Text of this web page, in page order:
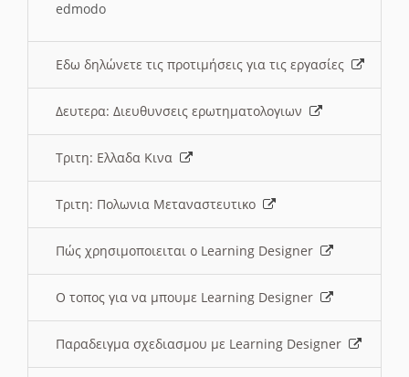
edmodo
Εδω δηλώνετε τις προτιμήσεις για τις εργασίες
Δευτερα: Διευθυνσεις ερωτηματολογιων
Τριτη: Ελλαδα Κινα
Τριτη: Πολωνια Μεταναστευτικο
Πώς χρησιμοποιειται ο Learning Designer
O τοπος για να μπουμε Learning Designer
Παραδειγμα σχεδιασμου με Learning Designer